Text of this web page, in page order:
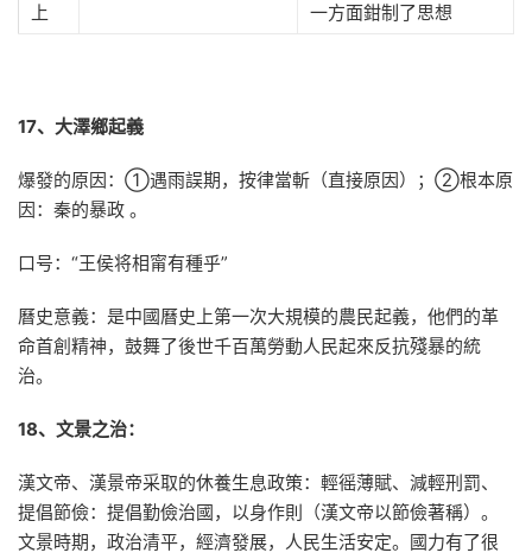
上
一方面鉗制了思想
17、大澤鄉起義
爆發的原因：①遇雨誤期，按律當斬（直接原因）；②根本原
因：秦的暴政 。
口号：“王侯将相甯有種乎”
曆史意義：是中國曆史上第一次大規模的農民起義，他們的革
命首創精神，鼓舞了後世千百萬勞動人民起來反抗殘暴的統
治。
18、文景之治：
漢文帝、漢景帝采取的休養生息政策：輕徭薄賦、減輕刑罰、
提倡節儉：提倡勤儉治國，以身作則（漢文帝以節儉著稱）。
文景時期，政治清平，經濟發展，人民生活安定。國力有了很